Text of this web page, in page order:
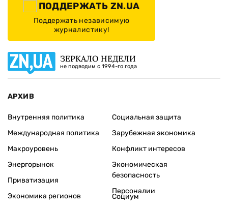
ПОДДЕРЖАТЬ ZN.UA
Поддержать независимую
журналистику!
ЗЕРКАЛО НЕДЕЛИ
не подводим с 1994-го года
АРХИВ
Внутренняя политика
Международная политика
Макроуровень
Энергорынок
Приватизация
Экономика регионов
Социальная защита
Зарубежная экономика
Конфликт интересов
Экономическая
безопасность
Персоналии
Социум